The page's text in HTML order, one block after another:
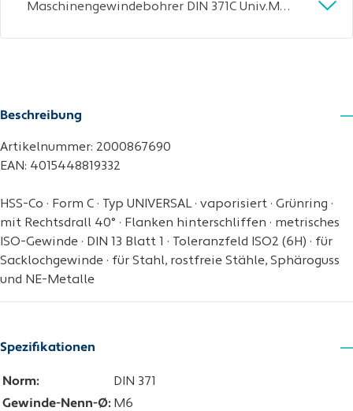
Maschinengewindebohrer DIN 371C Univ.M6x1mm HSS-Co vap.6H TECWERK
Beschreibung
Artikelnummer: 2000867690
EAN: 4015448819332
HSS-Co · Form C · Typ UNIVERSAL · vaporisiert · Grünring ·
mit Rechtsdrall 40° · Flanken hinterschliffen · metrisches
ISO-Gewinde · DIN 13 Blatt 1 · Toleranzfeld ISO2 (6H) · für
Sacklochgewinde · für Stahl, rostfreie Stähle, Sphäroguss
und NE-Metalle
Spezifikationen
Norm:
DIN 371
Gewinde-Nenn-Ø: M6